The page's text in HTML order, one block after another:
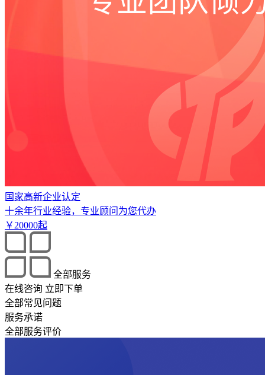
国家高新企业认定
十余年行业经验，专业顾问为您代办
￥ 20000起
全部服务
在线咨询 立即下单
全部常见问题
服务承诺
全部服务评价